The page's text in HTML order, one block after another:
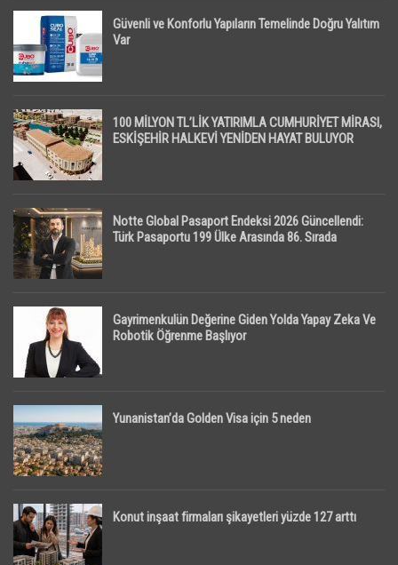
Güvenli ve Konforlu Yapıların Temelinde Doğru Yalıtım
Var
100 MİLYON TL’LİK YATIRIMLA CUMHURİYET MİRASI,
ESKİŞEHİR HALKEVİ YENİDEN HAYAT BULUYOR
Notte Global Pasaport Endeksi 2026 Güncellendi:
Türk Pasaportu 199 Ülke Arasında 86. Sırada
Gayrimenkulün Değerine Giden Yolda Yapay Zeka Ve
Robotik Öğrenme Başlıyor
Yunanistan’da Golden Visa için 5 neden
Konut inşaat firmaları şikayetleri yüzde 127 arttı